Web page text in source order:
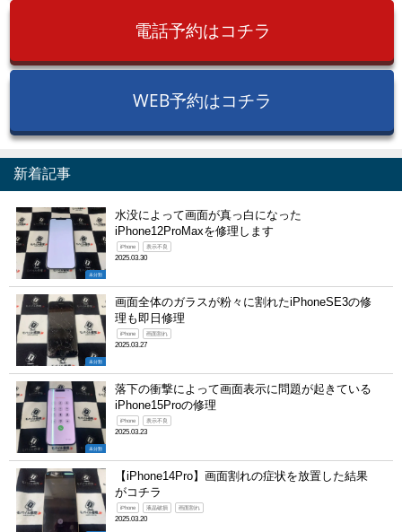
電話予約はコチラ
WEB予約はコチラ
新着記事
未分類
水没によって画面が真っ白になった
iPhone12ProMaxを修理します
iPhone 表示不良
2025.03.30
未分類
画面全体のガラスが粉々に割れたiPhoneSE3の修
理も即日修理
iPhone 画面割れ
2025.03.27
未分類
落下の衝撃によって画面表示に問題が起きている
iPhone15Proの修理
iPhone 表示不良
2025.03.23
【iPhone14Pro】画面割れの症状を放置した結果
がコチラ
iPhone 液晶破損 画面割れ
2025.03.20